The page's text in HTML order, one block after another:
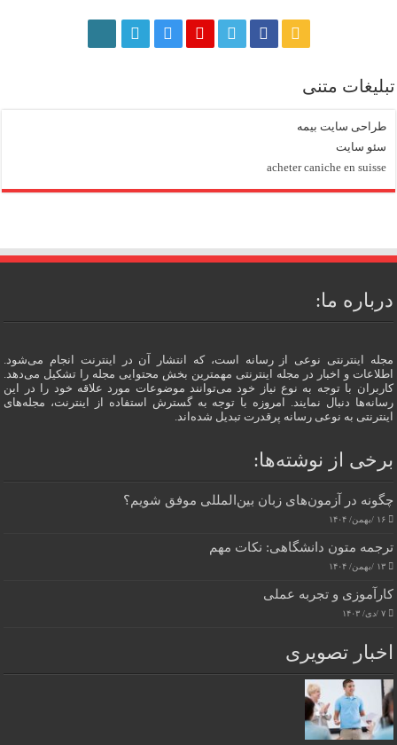
تبلیغات متنی
طراحی سایت بیمه
سئو سایت
acheter caniche en suisse
درباره ما:
مجله اینترنتی نوعی از رسانه است، که انتشار آن در اینترنت انجام می‌شود.
اطلاعات و اخبار در مجله اینترنتی مهمترین بخش محتوایی مجله را تشکیل می‌دهد.
کاربران با توجه به نوع نیاز خود می‌توانند موضوعات مورد علاقه خود را در این
رسانه‌ها دنبال نمایند. امروزه با توجه به گسترش استفاده از اینترنت، مجله‌های
اینترنتی به نوعی رسانه پرقدرت تبدیل شده‌اند.
برخی از نوشته‌ها:
چگونه در آزمون‌های زبان بین‌المللی موفق شویم؟
۱۶ /بهمن/ ۱۴۰۴
ترجمه متون دانشگاهی: نکات مهم
۱۳ /بهمن/ ۱۴۰۴
کارآموزی و تجربه عملی
۷ /دی/ ۱۴۰۳
اخبار تصویری